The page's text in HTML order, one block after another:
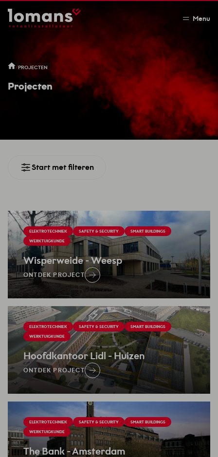
Menu
/PROJECTEN
Projecten
Start met filteren
ELEKTROTECHNIEK SAFETY & SECURITY
SMART BUILDINGS
WERKTUIGKUNDE
Wisperweide- Weesp
ONTDEK PROJECT
ELEKTROTECHNIEK SAFETY & SECURITY
SMART BUILDINGS
WERKTUIGKUNDE
Hoofdkantoor Lidl- Huizen
ONTDEK PROJECT
ELEKTROTECHNIEK SAFETY & SECURITY
SMART BUILDINGS
WERKTUIGKUNDE
The Bank - Amsterdam